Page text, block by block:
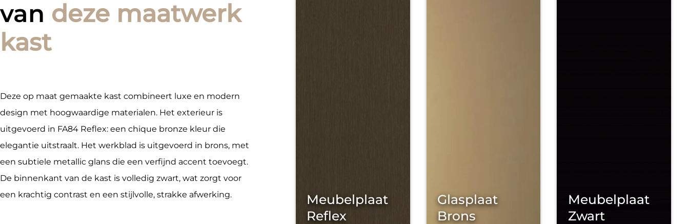
van deze maatwerk
kast
Deze op maat gemaakte kast combineert luxe en modern
design met hoogwaardige materialen. Het exterieur is
uitgevoerd in FA84 Reflex: een chique bronze kleur die
elegantie uitstraalt. Het werkblad is uitgevoerd in brons, met
een subtiele metallic glans die een verfijnd accent toevoegt.
De binnenkant van de kast is volledig zwart, wat zorgt voor
een krachtig contrast en een stijlvolle, strakke afwerking.
Meubelplaat
Reflex
Glasplaat
Brons
Meubelplaat
Zwart